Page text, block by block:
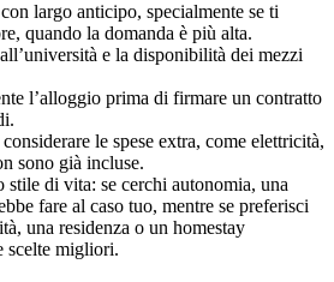
largo anticipo, specialmente se ti
quando la domanda è più alta.
e la disponibilità dei mezzi
l’alloggio prima di firmare un contratto
le spese extra, come elettricità,
sono già incluse.
stile di vita: se cerchi autonomia, una
fare al caso tuo, mentre se preferisci
una residenza o un homestay
scelte migliori.